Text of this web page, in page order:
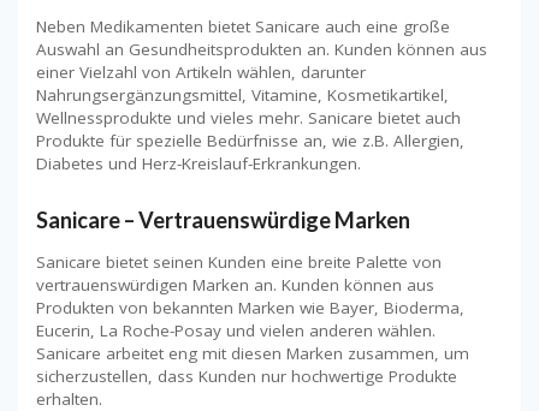
Neben Medikamenten bietet Sanicare auch eine große
Auswahl an Gesundheitsprodukten an. Kunden können aus
einer Vielzahl von Artikeln wählen, darunter
Nahrungsergänzungsmittel, Vitamine, Kosmetikartikel,
Wellnessprodukte und vieles mehr. Sanicare bietet auch
Produkte für spezielle Bedürfnisse an, wie z.B. Allergien,
Diabetes und Herz-Kreislauf-Erkrankungen.
Sanicare – Vertrauenswürdige Marken
Sanicare bietet seinen Kunden eine breite Palette von
vertrauenswürdigen Marken an. Kunden können aus
Produkten von bekannten Marken wie Bayer, Bioderma,
Eucerin, La Roche-Posay und vielen anderen wählen.
Sanicare arbeitet eng mit diesen Marken zusammen, um
sicherzustellen, dass Kunden nur hochwertige Produkte
erhalten.